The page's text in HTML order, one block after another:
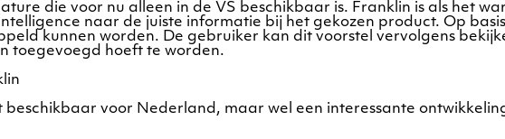
die voor nu alleen in de VS beschikbaar is. Franklin is als het
naar de juiste informatie bij het gekozen product. Op
kunnen worden. De gebruiker kan dit voorstel vervolgens
toegevoegd hoeft te worden.
beschikbaar voor Nederland, maar wel een interessante